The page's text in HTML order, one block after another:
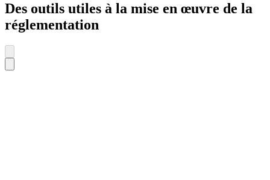
Des outils utiles à la mise en œuvre de la
réglementation